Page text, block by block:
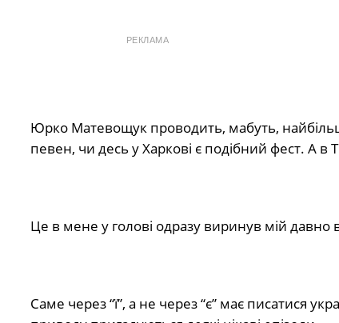
РЕКЛАМА
Юрко Матевощук проводить, мабуть,
певен, чи десь у Харкові є подібний фест. А в
Це в мене у голові одразу виринув мій давно
Саме через “ї”, а не через “є” має писатися